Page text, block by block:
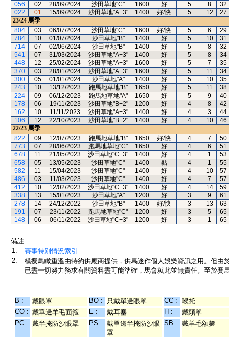
056
02 28/09/2024 沙田草地"C" 1600 好 5 8
32
022
01 15/09/2024 沙田草地"A+3" 1400 好/快 5 12
27
23/24 馬季
804
03 06/07/2024 沙田草地"C" 1600 好/快 5 6
29
784
10 01/07/2024 沙田草地"B" 1400 好 5 10
31
714
07 02/06/2024 沙田草地"B" 1400 好 5 8
32
541
07 31/03/2024 沙田草地"A+3" 1400 好 5 8
34
448
12 25/02/2024 沙田草地"A+3" 1600 好 5 7
35
370
03 28/01/2024 沙田草地"A+3" 1600 好 5 11
34
300
05 01/01/2024 沙田草地"A" 1400 好 5 10
35
243
10 13/12/2023 跑馬地草地"B" 1650 好 5 11
38
224
09 06/12/2023 跑馬地草地"A" 1650 好 5 9
40
178
06 19/11/2023 沙田草地"B+2" 1200 好 4 8
42
162
10 11/11/2023 沙田草地"A+3" 1400 好 4 3
44
106
12 22/10/2023 沙田草地"B+2" 1400 好 4 10
46
22/23 馬季
822
09 12/07/2023 跑馬地草地"B" 1650 好/快 4 7
50
773
07 28/06/2023 跑馬地草地"C" 1650 好 4 6
51
678
11 21/05/2023 沙田草地"C+3" 1400 好 4 1
53
658
05 13/05/2023 沙田草地"C" 1400 黏 4 1
55
582
11 15/04/2023 沙田草地"C" 1400 好 4 10
57
486
03 11/03/2023 沙田草地"C" 1400 好 4 7
57
412
10 12/02/2023 沙田草地"C+3" 1400 好 4 14
59
338
13 15/01/2023 沙田草地"A" 1200 好 3 9
61
278
14 24/12/2022 沙田草地"B" 1400 好/快 3 13
63
191
07 23/11/2022 跑馬地草地"C" 1200 好 3 5
65
148
06 06/11/2022 沙田草地"C+3" 1200 好 3 1 65
備註:
1.
賽事特別情況索引
2.
模擬鳥瞰重溫由特約供應商提供，供馬迷作個人娛樂資訊之用。但
已盡一切努力務求有關資料盡可能準確，馬會就此並無責任。至於賽
B : 戴眼罩 BO : 只戴單邊眼罩 CC :
喉托
CO : 戴單邊羊毛面箍 E : 戴耳塞 H :
戴頭罩
PC : 戴半掩防沙眼罩 PS :
戴單邊半掩防沙眼
罩
SB : 戴羊毛額箍